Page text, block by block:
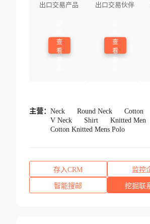
出口交易产品
查
看
出口交易伙伴
查
看
主营： Neck Round Neck
Cotton
V Neck
Shirt
Knitted Men
Cotton Knitted Mens Polo
存入CRM 监控
智能搜邮 挖掘联